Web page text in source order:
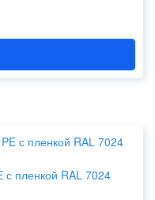
пленкой RAL 7024